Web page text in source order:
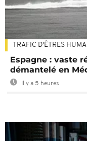
TRAFIC D'ÊTRES
Espagne : vaste
démantelé en
Il y a 5 heures